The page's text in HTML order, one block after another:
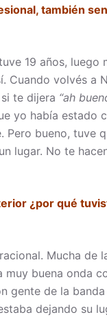
también
19 años, luego
Cuando volvés a
te dijera “ah
yo había estado
bueno, tuve
lugar. No te
¿por qué
Mucha de
buena onda
gente de la
dejando su